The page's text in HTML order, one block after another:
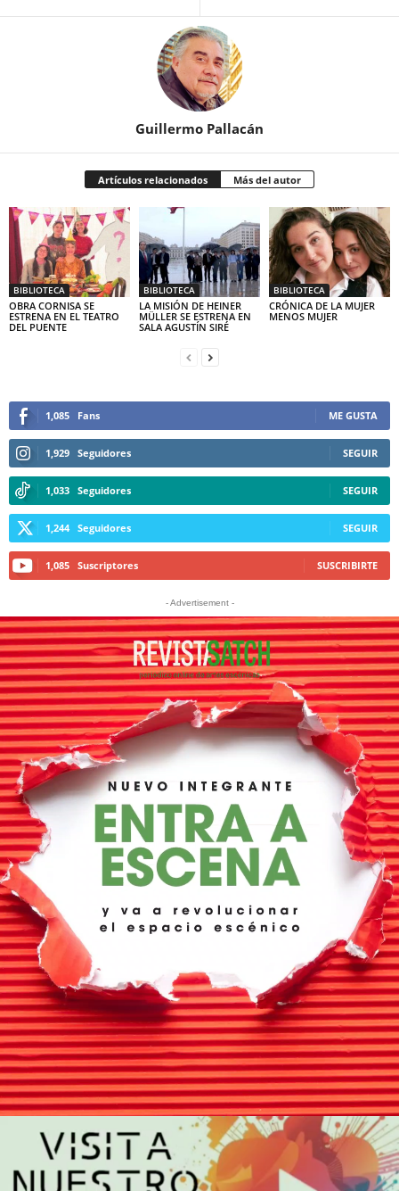
Guillermo Pallacán
Artículos relacionados Más del autor
BIBLIOTECA
OBRA CORNISA SE
ESTRENA EN EL TEATRO
DEL PUENTE
BIBLIOTECA
LA MISIÓN DE HEINER
MÜLLER SE ESTRENA EN
SALA AGUSTÍN SIRÉ
BIBLIOTECA
CRÓNICA DE LA MUJER
MENOS MUJER
1,085 Fans ME GUSTA
1,929 Seguidores SEGUIR
1,033 Seguidores SEGUIR
1,244 Seguidores SEGUIR
1,085 Suscriptores SUSCRIBIRTE
- Advertisement -